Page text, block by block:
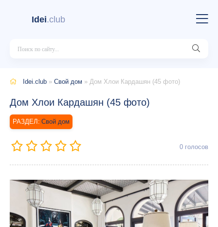
Idei.club
Idei.club » Свой дом » Дом Хлои Кардашян (45 фото)
Дом Хлои Кардашян (45 фото)
Свой дом
0 голосов